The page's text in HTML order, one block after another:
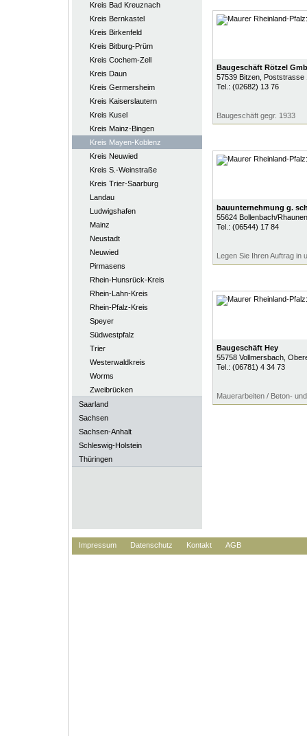
Kreis Bad Kreuznach
Kreis Bernkastel
Kreis Birkenfeld
Kreis Bitburg-Prüm
Kreis Cochem-Zell
Kreis Daun
Kreis Germersheim
Kreis Kaiserslautern
Kreis Kusel
Kreis Mainz-Bingen
Kreis Mayen-Koblenz
Kreis Neuwied
Kreis S.-Weinstraße
Kreis Trier-Saarburg
Landau
Ludwigshafen
Mainz
Neustadt
Neuwied
Pirmasens
Rhein-Hunsrück-Kreis
Rhein-Lahn-Kreis
Rhein-Pfalz-Kreis
Speyer
Südwestpfalz
Trier
Westerwaldkreis
Worms
Zweibrücken
Saarland
Sachsen
Sachsen-Anhalt
Schleswig-Holstein
Thüringen
Baugeschäft Rötzel
57539 Bitzen, Poststrasse
Tel.: (02682) 13 76
Baugeschäft gegr. 1933
bauunternehmung g.
55624 Bollenbach/Rhaunen
Tel.: (06544) 17 84
Legen Sie Ihren Auftrag in
Baugeschäft Hey
55758 Vollmersbach,
Tel.: (06781) 4 34 73
Mauerarbeiten / Beton-
Impressum Datenschutz Kontakt AGB